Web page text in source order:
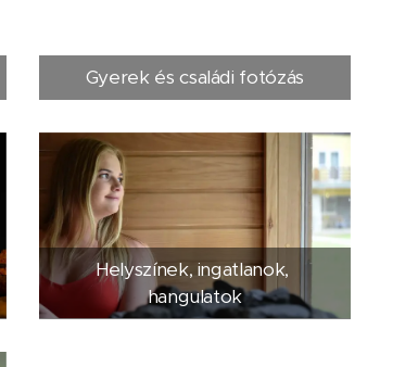
Gyerek és családi fotózás
Helyszínek, ingatlanok,
hangulatok